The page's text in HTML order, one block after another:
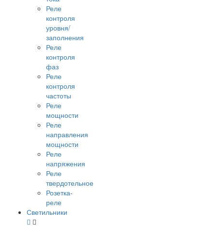
Реле
контроля
уровня/
заполнения
Реле
контроля
фаз
Реле
контроля
частоты
Реле
мощности
Реле
направления
мощности
Реле
напряжения
Реле
твердотельное
Розетка-
реле
Светильники